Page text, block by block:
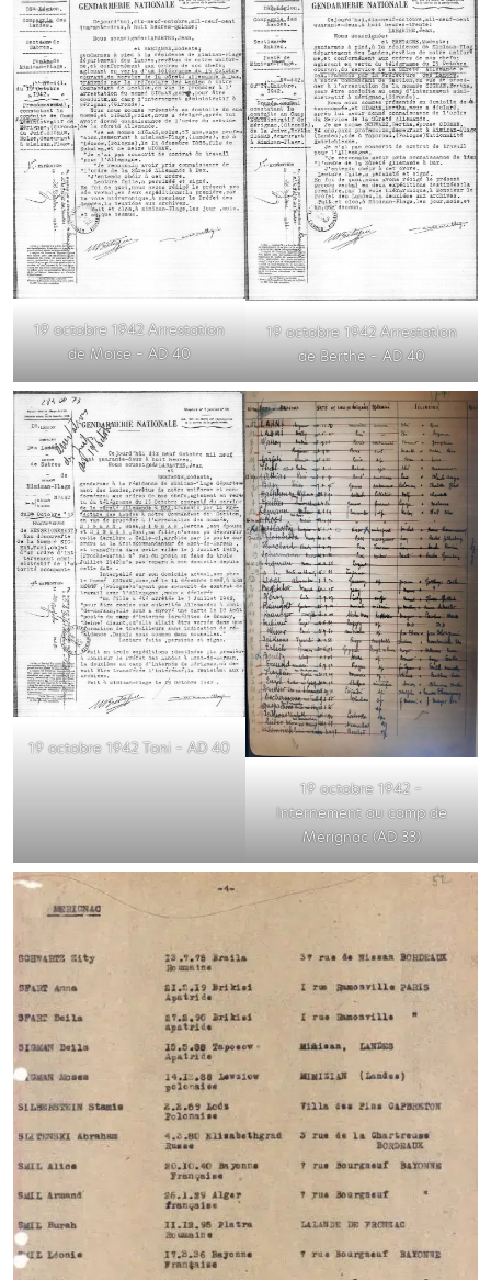
19 octobre 1942 Arrestation
de Moïse – AD 40
19 octobre 1942 Arrestation
de Berthe – AD 40
19 octobre 1942 Toni – AD 40
19 octobre 1942 –
Internement au camp de
Mérignac (AD 33)